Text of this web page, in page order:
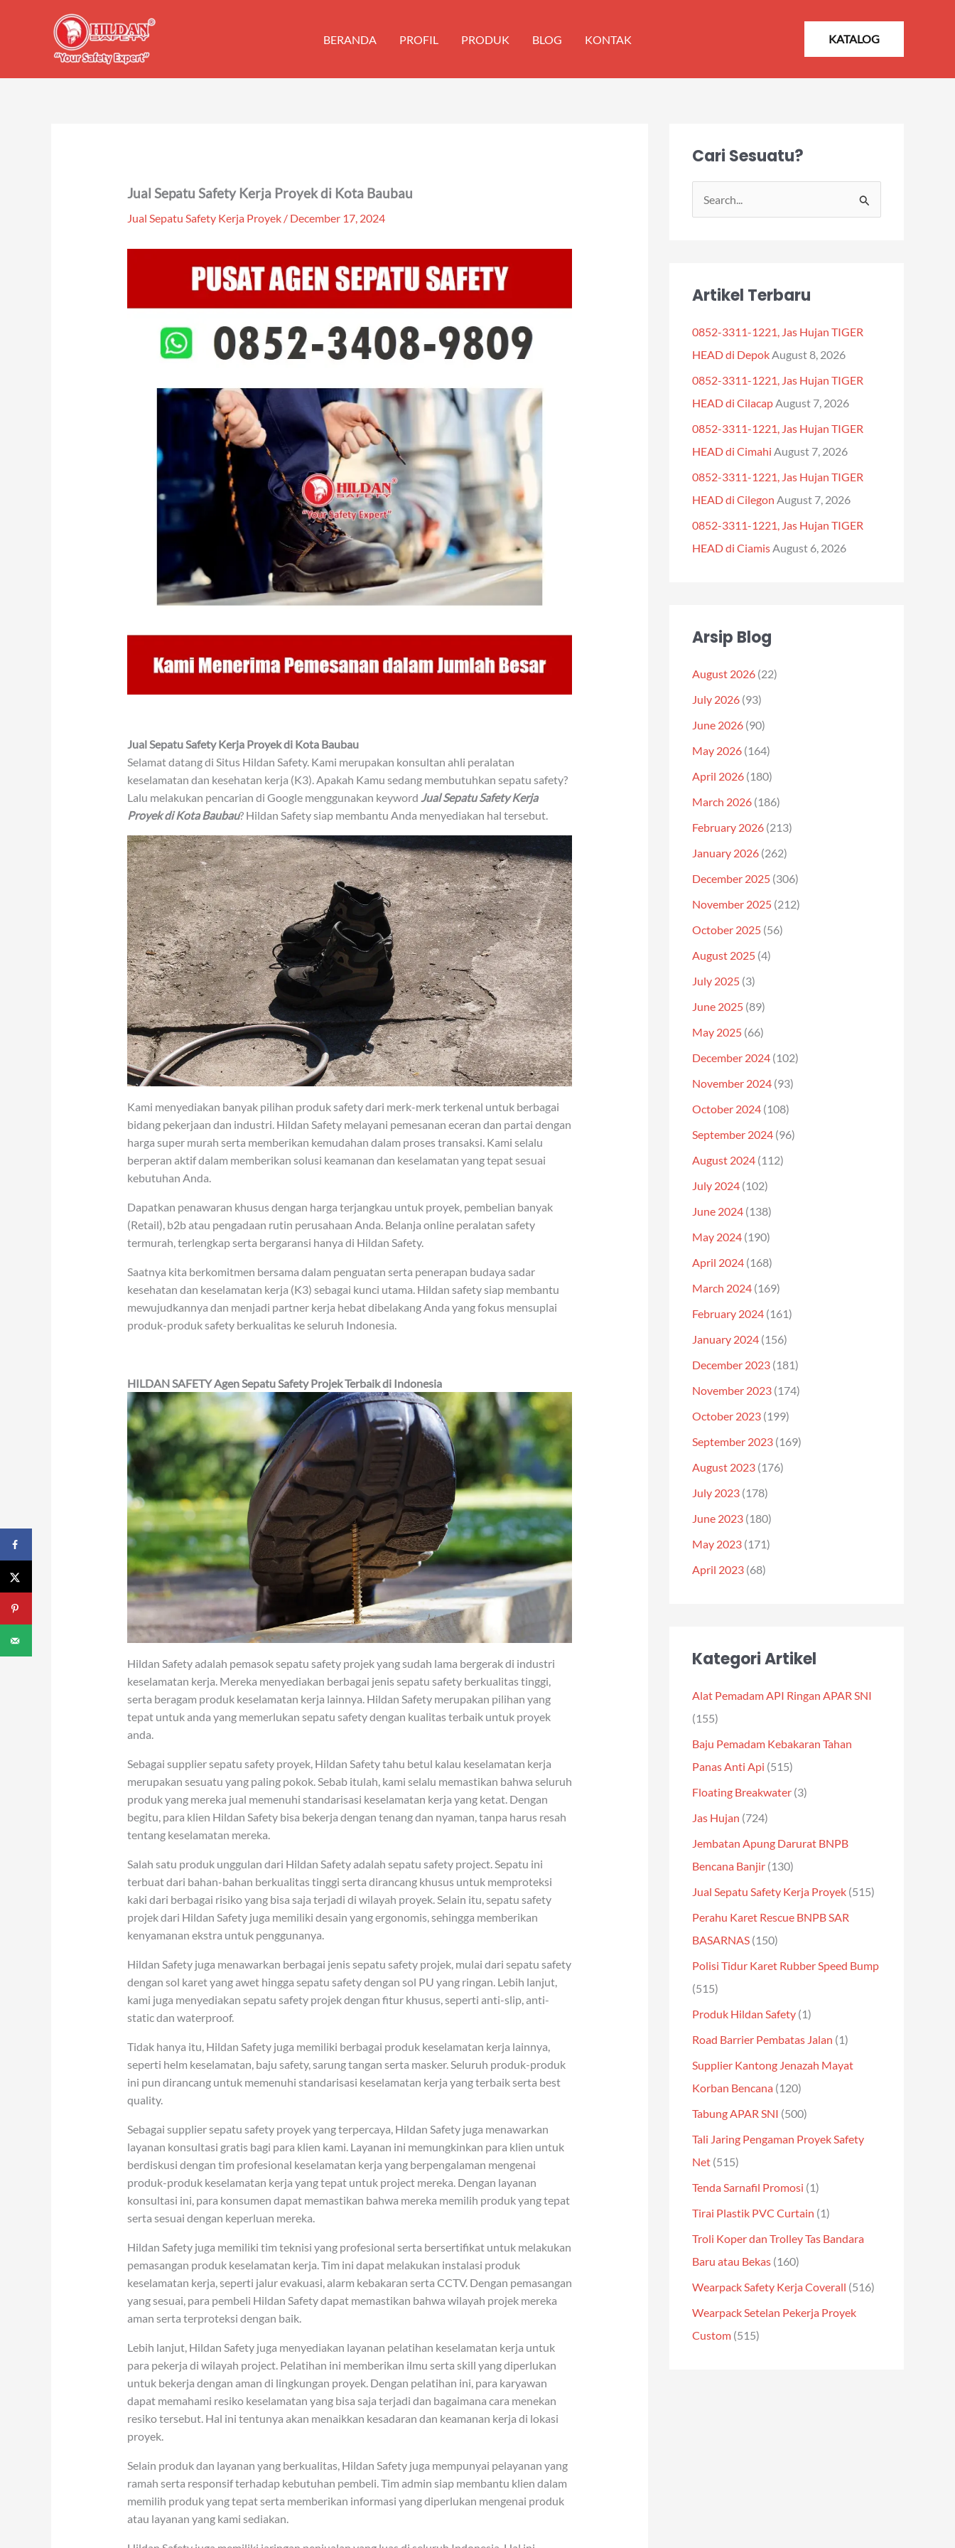
BERANDA PROFIL PRODUK BLOG KONTAK KATALOG
Jual Sepatu Safety Kerja Proyek di Kota Baubau
Jual Sepatu Safety Kerja Proyek/ December 17, 2024
Jual Sepatu Safety Kerja Proyek di Kota Baubau
Selamat datang di Situs Hildan Safety. Kami merupakan konsultan ahli peralatan
keselamatan dan kesehatan kerja (K3). Apakah Kamu sedang membutuhkan sepatu safety?
Lalu melakukan pencarian di Google menggunakan keyword Jual Sepatu Safety Kerja
Proyek di Kota Baubau? Hildan Safety siap membantu Anda menyediakan hal tersebut.
Kami menyediakan banyak pilihan produk safety dari merk-merk terkenal untuk berbagai
bidang pekerjaan dan industri. Hildan Safety melayani pemesanan eceran dan partai dengan
harga super murah serta memberikan kemudahan dalam proses transaksi. Kami selalu
berperan aktif dalam memberikan solusi keamanan dan keselamatan yang tepat sesuai
kebutuhan Anda.
Dapatkan penawaran khusus dengan harga terjangkau untuk proyek, pembelian banyak
(Retail), b2b atau pengadaan rutin perusahaan Anda. Belanja online peralatan safety
termurah, terlengkap serta bergaransi hanya di Hildan Safety.
Saatnya kita berkomitmen bersama dalam penguatan serta penerapan budaya sadar
kesehatan dan keselamatan kerja (K3) sebagai kunci utama. Hildan safety siap membantu
mewujudkannya dan menjadi partner kerja hebat dibelakang Anda yang fokus mensuplai
produk-produk safety berkualitas ke seluruh Indonesia.
HILDAN SAFETY Agen Sepatu Safety Projek Terbaik di Indonesia
Hildan Safety adalah pemasok sepatu safety projek yang sudah lama bergerak di industri
keselamatan kerja. Mereka menyediakan berbagai jenis sepatu safety berkualitas tinggi,
serta beragam produk keselamatan kerja lainnya. Hildan Safety merupakan pilihan yang
tepat untuk anda yang memerlukan sepatu safety dengan kualitas terbaik untuk proyek
anda.
Sebagai supplier sepatu safety proyek, Hildan Safety tahu betul kalau keselamatan kerja
merupakan sesuatu yang paling pokok. Sebab itulah, kami selalu memastikan bahwa seluruh
produk yang mereka jual memenuhi standarisasi keselamatan kerja yang ketat. Dengan
begitu, para klien Hildan Safety bisa bekerja dengan tenang dan nyaman, tanpa harus resah
tentang keselamatan mereka.
Salah satu produk unggulan dari Hildan Safety adalah sepatu safety project. Sepatu ini
terbuat dari bahan-bahan berkualitas tinggi serta dirancang khusus untuk memproteksi
kaki dari berbagai risiko yang bisa saja terjadi di wilayah proyek. Selain itu, sepatu safety
projek dari Hildan Safety juga memiliki desain yang ergonomis, sehingga memberikan
kenyamanan ekstra untuk penggunanya.
Hildan Safety juga menawarkan berbagai jenis sepatu safety projek, mulai dari sepatu safety
dengan sol karet yang awet hingga sepatu safety dengan sol PU yang ringan. Lebih lanjut,
kami juga menyediakan sepatu safety projek dengan fitur khusus, seperti anti-slip, anti-
static dan waterproof.
Tidak hanya itu, Hildan Safety juga memiliki berbagai produk keselamatan kerja lainnya,
seperti helm keselamatan, baju safety, sarung tangan serta masker. Seluruh produk-produk
ini pun dirancang untuk memenuhi standarisasi keselamatan kerja yang terbaik serta best
quality.
Sebagai supplier sepatu safety proyek yang terpercaya, Hildan Safety juga menawarkan
layanan konsultasi gratis bagi para klien kami. Layanan ini memungkinkan para klien untuk
berdiskusi dengan tim profesional keselamatan kerja yang berpengalaman mengenai
produk-produk keselamatan kerja yang tepat untuk project mereka. Dengan layanan
konsultasi ini, para konsumen dapat memastikan bahwa mereka memilih produk yang tepat
serta sesuai dengan keperluan mereka.
Hildan Safety juga memiliki tim teknisi yang profesional serta bersertifikat untuk melakukan
pemasangan produk keselamatan kerja. Tim ini dapat melakukan instalasi produk
keselamatan kerja, seperti jalur evakuasi, alarm kebakaran serta CCTV. Dengan pemasangan
yang sesuai, para pembeli Hildan Safety dapat memastikan bahwa wilayah projek mereka
aman serta terproteksi dengan baik.
Lebih lanjut, Hildan Safety juga menyediakan layanan pelatihan keselamatan kerja untuk
para pekerja di wilayah project. Pelatihan ini memberikan ilmu serta skill yang diperlukan
untuk bekerja dengan aman di lingkungan proyek. Dengan pelatihan ini, para karyawan
dapat memahami resiko keselamatan yang bisa saja terjadi dan bagaimana cara menekan
resiko tersebut. Hal ini tentunya akan menaikkan kesadaran dan keamanan kerja di lokasi
proyek.
Selain produk dan layanan yang berkualitas, Hildan Safety juga mempunyai pelayanan yang
ramah serta responsif terhadap kebutuhan pembeli. Tim admin siap membantu klien dalam
memilih produk yang tepat serta memberikan informasi yang diperlukan mengenai produk
atau layanan yang kami sediakan.
Cari Sesuatu?
c
f
o
r
:
Artikel Terbaru
0852-3311-1221, Jas Hujan TIGER
HEAD di DepokAugust 8, 2026
0852-3311-1221, Jas Hujan TIGER
HEAD di CilacapAugust 7, 2026
0852-3311-1221, Jas Hujan TIGER
HEAD di Cimahi August 7, 2026
0852-3311-1221, Jas Hujan TIGER
HEAD di Cilegon August 7, 2026
0852-3311-1221, Jas Hujan TIGER
HEAD di CiamisAugust 6, 2026
Arsip Blog
August 2026 (22)
July 2026 (93)
June 2026 (90)
May 2026 (164)
April 2026 (180)
March 2026 (186)
February 2026 (213)
January 2026 (262)
December 2025 (306)
November 2025 (212)
October 2025 (56)
August 2025 (4)
July 2025 (3)
June 2025 (89)
May 2025 (66)
December 2024 (102)
November 2024 (93)
October 2024 (108)
September 2024 (96)
August 2024 (112)
July 2024 (102)
June 2024 (138)
May 2024 (190)
April 2024 (168)
March 2024 (169)
February 2024 (161)
January 2024 (156)
December 2023 (181)
November 2023 (174)
October 2023 (199)
September 2023 (169)
August 2023 (176)
July 2023 (178)
June 2023 (180)
May 2023 (171)
April 2023 (68)
Kategori Artikel
Alat Pemadam API Ringan APAR SNI
(155)
Baju Pemadam Kebakaran Tahan
Panas Anti Api (515)
Floating Breakwater (3)
Jas Hujan (724)
Jembatan Apung Darurat BNPB
Bencana Banjir (130)
Jual Sepatu Safety Kerja Proyek (515)
Perahu Karet Rescue BNPB SAR
BASARNAS (150)
Polisi Tidur Karet Rubber Speed Bump
(515)
Produk Hildan Safety (1)
Road Barrier Pembatas Jalan (1)
Supplier Kantong Jenazah Mayat
Korban Bencana (120)
Tabung APAR SNI (500)
Tali Jaring Pengaman Proyek Safety
Net (515)
Tenda Sarnafil Promosi (1)
Tirai Plastik PVC Curtain (1)
Troli Koper dan Trolley Tas Bandara
Baru atau Bekas (160)
Wearpack Safety Kerja Coverall (516)
Wearpack Setelan Pekerja Proyek
Custom (515)